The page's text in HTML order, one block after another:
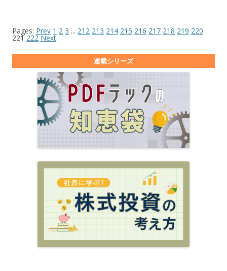
Pages: Prev 1 2 3 ... 212 213 214 215 216 217 218 219 220
221 222 Next
連載シリーズ